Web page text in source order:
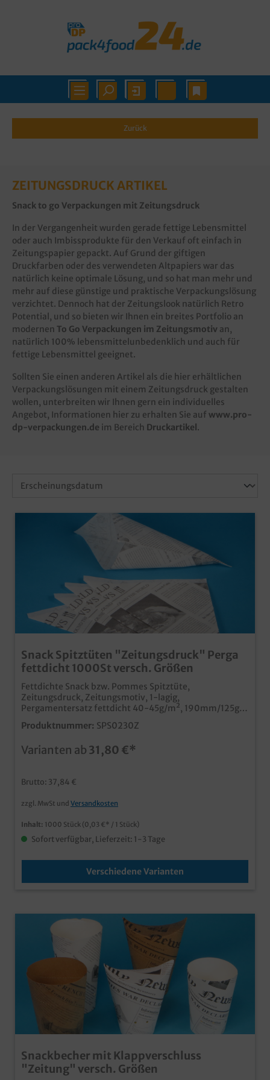
Zurück
ZEITUNGSDRUCK ARTIKEL
Snack to go Verpackungen mit Zeitungsdruck
In der Vergangenheit wurden gerade fettige Lebensmittel
oder auch Imbissprodukte für den Verkauf oft einfach in
Zeitungspapier gepackt. Auf Grund der giftigen
Druckfarben oder des verwendeten Altpapiers war das
natürlich keine optimale Lösung, und so hat man mehr und
mehr auf diese günstige und praktische Verpackungslösung
verzichtet. Dennoch hat der Zeitungslook natürlich Retro
Potential, und so bieten wir Ihnen ein breites Portfolio an
modernen To Go Verpackungen im Zeitungsmotiv an,
natürlich 100% lebensmittelunbedenklich und auch für
fettige Lebensmittel geeignet.
Sollten Sie einen anderen Artikel als die hier erhältlichen
Verpackungslösungen mit einem Zeitungsdruck gestalten
wollen, unterbreiten wir Ihnen gern ein individuelles
Angebot, Informationen hier zu erhalten Sie auf www.pro-
dp-verpackungen.de im Bereich Druckartikel .
Snack Spitztüten "Zeitungsdruck" Perga
fettdicht 1000St versch. Größen
Fettdichte Snack bzw. Pommes Spitztüte,
Zeitungsdruck, Zeitungsmotiv, 1-lagig,
Pergamentersatz fettdicht 40-45g/m², 190mm/125g
oder 230mm/250g zur Auswahl, 1000Stück im Karton
ideal für den Imbissbereich Pommes, Backfisch und
stylischer und nostalgischer Zeitungsdruck.
Produktnummer: SPS0230Z
Varianten ab 31,80 €*
Brutto: 37,84 €
zzgl. MwSt und Versandkosten
Inhalt: 1000 Stück (0,03 €* / 1 Stück)
Sofort verfügbar, Lieferzeit: 1-3 Tage
Verschiedene Varianten
Snackbecher mit Klappverschluss
"Zeitung" versch. Größen